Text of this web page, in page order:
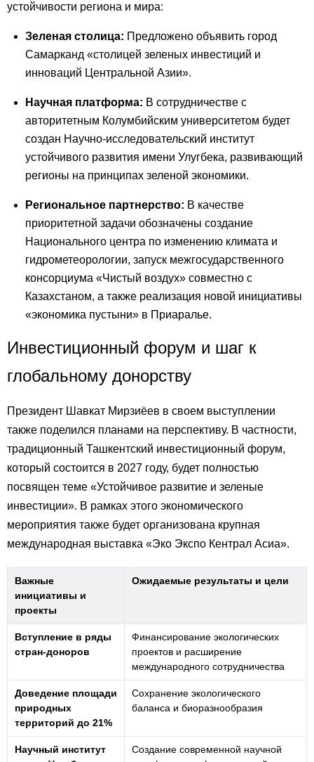
устойчивости региона и мира:
Зеленая столица: Предложено объявить город
Самарканд «столицей зеленых инвестиций и
инноваций Центральной Азии».
Научная платформа: В сотрудничестве с
авторитетным Колумбийским университетом будет
создан Научно-исследовательский институт
устойчивого развития имени Улугбека, развивающий
регионы на принципах зеленой экономики.
Региональное партнерство: В качестве
приоритетной задачи обозначены создание
Национального центра по изменению климата и
гидрометеорологии, запуск межгосударственного
консорциума «Чистый воздух» совместно с
Казахстаном, а также реализация новой инициативы
«экономика пустыни» в Приаралье.
Инвестиционный форум и шаг к
глобальному донорству
Президент Шавкат Мирзиёев в своем выступлении
также поделился планами на перспективу. В частности,
традиционный Ташкентский инвестиционный форум,
который состоится в 2027 году, будет полностью
посвящен теме «Устойчивое развитие и зеленые
инвестиции». В рамках этого экономического
мероприятия также будет организована крупная
международная выставка «Эко Экспо Кентрал Асиа».
Важные
инициативы и
проекты
Ожидаемые результаты и цели
Вступление в ряды
стран-доноров
Финансирование экологических
проектов и расширение
международного сотрудничества
Доведение площади
природных
территорий до 21%
Сохранение экологического
баланса и биоразнообразия
Научный институт
Создание современной научной